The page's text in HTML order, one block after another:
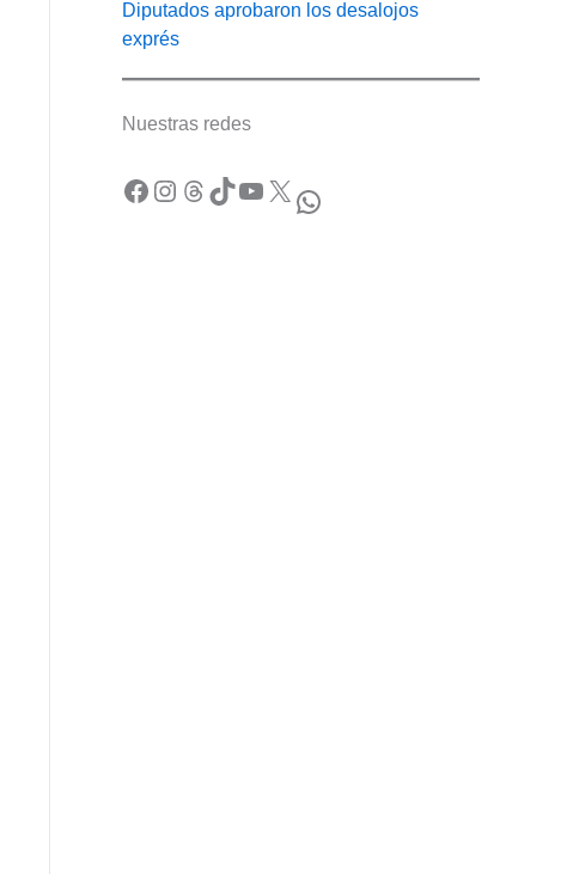
Diputados aprobaron los desalojos
exprés
Nuestras redes
Facebook Instagram Threads TikTok YouTube X WhatsApp